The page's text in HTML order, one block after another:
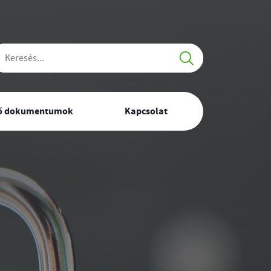
dokumentumok Kapcsolat